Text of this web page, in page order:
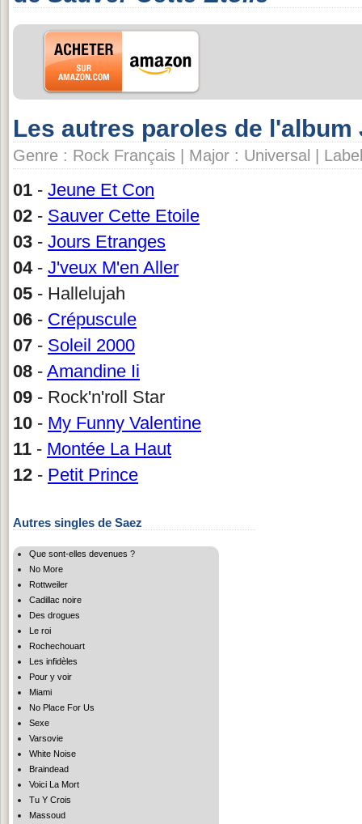
Les autres paroles de
Genre : Rock Français | Major : Universal |
01 - Jeune Et Con
02 - Sauver Cette Etoile
03 - Jours Etranges
04- J'veux M'en Aller
05 - Hallelujah
06 - Crépuscule
07 - Soleil 2000
08 - Amandine Ii
09 - Rock'n'roll Star
10 - My Funny Valentine
11 - Montée La Haut
12 - Petit Prince
Autres singles de Saez
Que sont-elles devenues ?
No More
Rottweiler
Cadillac noire
Des drogues
Le roi
Rochechouart
Les infidèles
Pour y voir
Miami
No Place For Us
Sexe
Varsovie
White Noise
Braindead
Voici La Mort
Tu Y Crois
Massoud